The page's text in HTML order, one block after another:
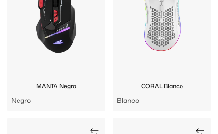
MANTA Negro
Negro
CORAL Blanco
Blanco